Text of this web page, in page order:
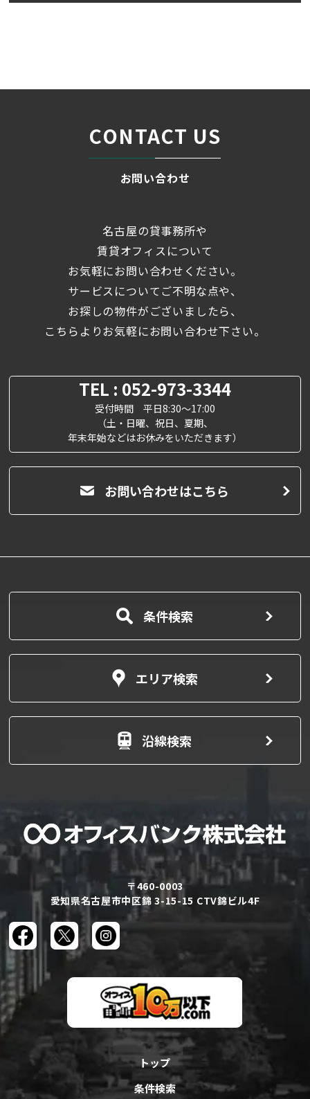
CONTACT US
お問い合わせ
名古屋の貸事務所や
賃貸オフィスについて
お気軽にお問い合わせください。
サービスについてご不明な点や、
お探しの物件がございましたら、
こちらよりお気軽にお問い合わせ下さい。
TEL : 052-973-3344
受付時間 平日8:30～17:00
（土・日曜、祝日、夏期、
年末年始などはお休みをいただきます）
お問い合わせはこちら
条件検索
エリア検索
沿線検索
〒460-0003
愛知県名古屋市中区錦 3-15-15 CTV錦ビル4F
トップ
条件検索